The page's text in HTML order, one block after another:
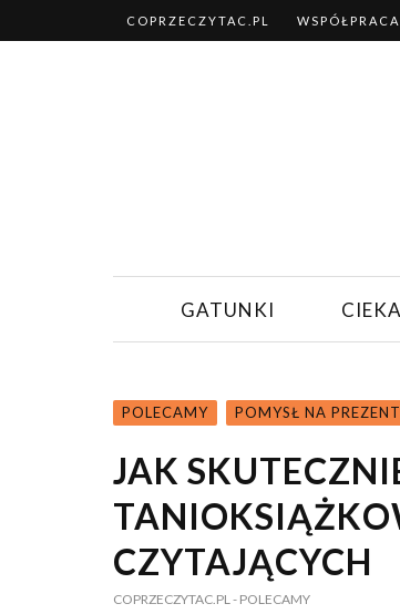
COPRZECZYTAC.PL WSPÓŁPRACA
GATUNKI
POLECAMY POMYSŁ NA PREZENT
JAK
CZYTAJĄCYCH
COPRZECZYTAC.PL- POLECAMY